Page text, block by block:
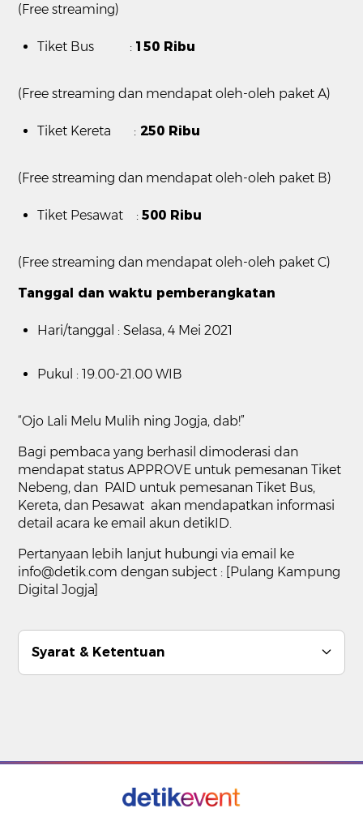
(Free streaming)
Tiket Bus : 150 Ribu
(Free streaming dan mendapat oleh-oleh paket A)
Tiket Kereta : 250 Ribu
(Free streaming dan mendapat oleh-oleh paket B)
Tiket Pesawat :500 Ribu
(Free streaming dan mendapat oleh-oleh paket C)
Tanggal dan waktu pemberangkatan
Hari/tanggal : Selasa, 4 Mei 2021
Pukul : 19.00-21.00 WIB
“Ojo Lali Melu Mulih ning Jogja, dab!”
Bagi pembaca yang berhasil dimoderasi dan
mendapat status APPROVE untuk pemesanan Tiket
Nebeng, dan PAID untuk pemesanan Tiket Bus,
Kereta, dan Pesawat akan mendapatkan informasi
detail acara ke email akun detikID.
Pertanyaan lebih lanjut hubungi via email ke
info@detik.com dengan subject : [Pulang Kampung
Digital Jogja]
Syarat & Ketentuan